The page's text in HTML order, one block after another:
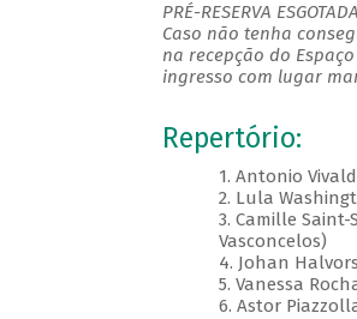
PRÉ-RESERVA ESGOTADA
Caso não tenha
na recepção do
ingresso com lugar
Repertório:
1. Antonio
2. Lula
3. Camille
Vasconcelos)
4. Johan
5. Vanessa
6. Astor